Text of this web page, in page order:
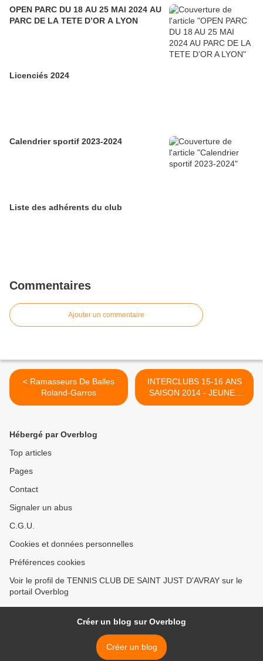
OPEN PARC DU 18 AU 25 MAI 2024 AU
PARC DE LA TETE D’OR A LYON
Licenciés 2024
Calendrier sportif 2023-2024
Liste des adhérents du club
Commentaires
Ajouter un commentaire
< Ramasseurs De Balles
Roland-Garros
INTERCLUBS 15-16 ANS
SAISON 2014 - JEUNES
NES EN 1998 – 1999 >
Hébergé par Overblog
Top articles
Pages
Contact
Signaler un abus
C.G.U.
Cookies et données personnelles
Préférences cookies
Voir le profil de TENNIS CLUB DE SAINT JUST D'AVRAY sur le
portail Overblog
Créer un blog sur Overblog
Créer un blog